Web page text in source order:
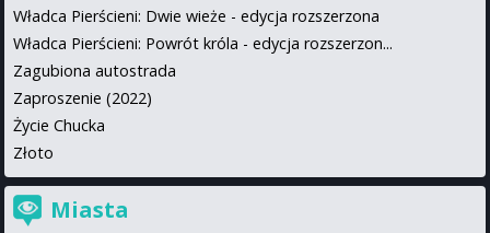
Władca Pierścieni: Dwie wieże - edycja rozszerzona
Władca Pierścieni: Powrót króla - edycja rozszerzon...
Zagubiona autostrada
Zaproszenie (2022)
Życie Chucka
Złoto
Miasta